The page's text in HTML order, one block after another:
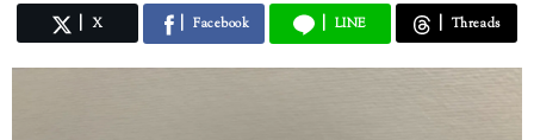
X Facebook LINE Threads